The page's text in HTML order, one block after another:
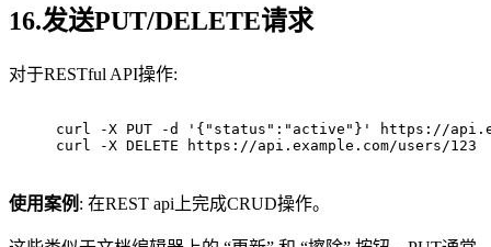
16.发送PUT/DELETE请求
对于RESTful API操作:
curl -X PUT -d '{"status":"active"}' https://
curl -X DELETE https://api.example.com/users/123
使用案例 : 在REST api上完成CRUD操作。